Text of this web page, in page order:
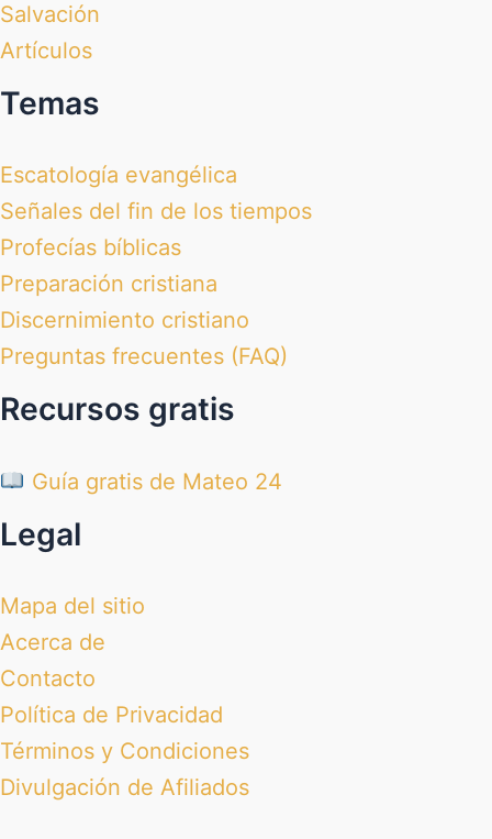
Salvación
Artículos
Temas
Escatología evangélica
Señales del fin de los tiempos
Profecías bíblicas
Preparación cristiana
Discernimiento cristiano
Preguntas frecuentes (FAQ)
Recursos gratis
Guía gratis de Mateo 24
Legal
Mapa del sitio
Acerca de
Contacto
Política de Privacidad
Términos y Condiciones
Divulgación de Afiliados